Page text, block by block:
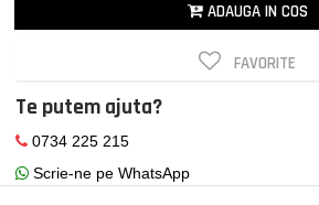
ADAUGA IN COS
FAVORITE
Te putem ajuta?
0734 225 215
Scrie-ne pe WhatsApp